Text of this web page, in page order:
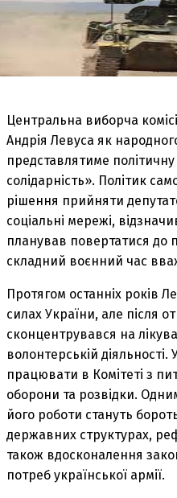
Центральна виборча
Андрія Левуса як
представлятиме
солідарність». Політик
рішення прийняти
соціальні мережі,
планував повертатися до
складний воєнний час
Протягом останніх років
силах України, але після
сконцентрувався на
волонтерській діяльності.
працювати в Комітеті з
оборони та розвідки.
його роботи стануть
державних структурах,
також вдосконалення
потреб української армії.